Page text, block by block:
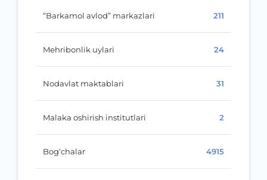
“Barkamol avlod” markazlari 211
Mehribonlik uylari 24
Nodavlat maktablari 31
Malaka oshirish institutlari 2
Bog‘chalar 4915